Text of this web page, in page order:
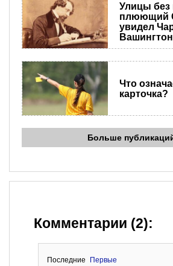
Улицы без
плюющий
увидел
Что
карточка?
Больше
Комментарии (2):
Последние
Первые